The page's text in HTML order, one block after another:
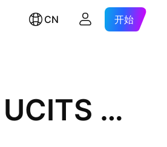
CN 开始
HSBC MSCI AC FAR EAST ex JAPAN UCITS ETF USD